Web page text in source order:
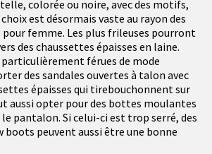
colorée ou noire, avec des motifs,
est désormais vaste au rayon des
pour femme. Les plus frileuses pourront
des chaussettes épaisses en laine.
férues de mode
des sandales ouvertes à talon avec
épaisses qui tirebouchonnent sur
aussi opter pour des bottes moulantes
pantalon. Si celui-ci est trop serré, des
peuvent aussi être une bonne